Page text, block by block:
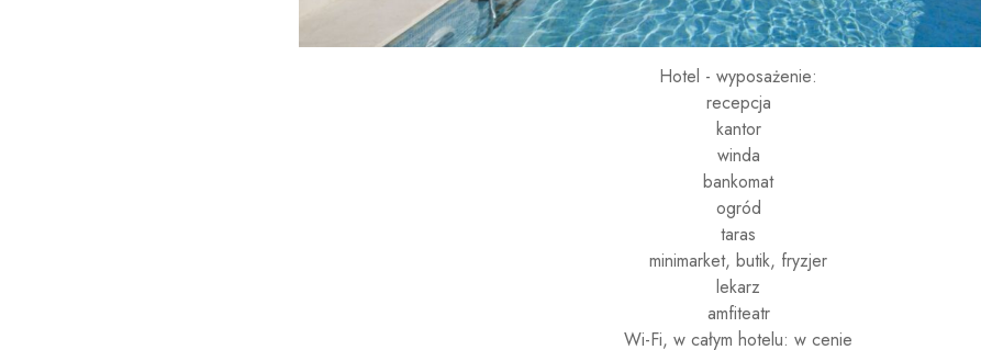
Hotel - wyposażenie:
recepcja
kantor
winda
bankomat
ogród
taras
minimarket, butik, fryzjer
lekarz
amfiteatr
Wi-Fi, w całym hotelu: w cenie